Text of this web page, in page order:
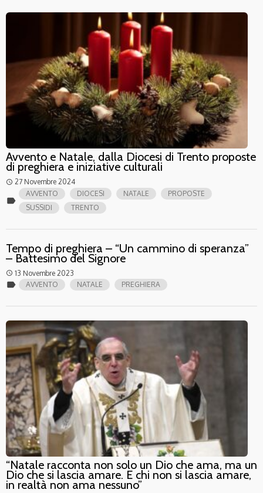
Avvento e Natale, dalla Diocesi di Trento proposte
di preghiera e iniziative culturali
access_time 27 Novembre 2024
label
AVVENTO DIOCESI NATALE
PROPOSTE
SUSSIDI
TRENTO
Tempo di preghiera – “Un cammino di speranza”
– Battesimo del Signore
access_time 13 Novembre 2023
label AVVENTO NATALE PREGHIERA
“Natale racconta non solo un Dio che ama, ma un
Dio che si lascia amare. E chi non si lascia amare,
in realtà non ama nessuno”